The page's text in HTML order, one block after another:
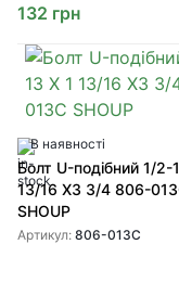
132 грн
В наявності
Болт U-подібний 1/2-
13/16 X3 3/4 806-
SHOUP
Артикул: 806-013C